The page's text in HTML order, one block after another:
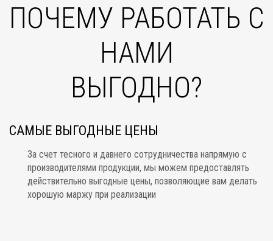
ПОЧЕМУ РАБОТАТЬ С
НАМИ
ВЫГОДНО?
САМЫЕ ВЫГОДНЫЕ ЦЕНЫ
За счет тесного и давнего сотрудничества напрямую с
производителями продукции, мы можем предоставлять
действительно выгодные цены, позволяющие вам делать
хорошую маржу при реализации